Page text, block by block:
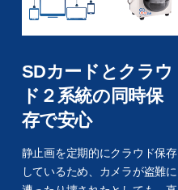
SDカードとクラウ
ド２系統の同時保
存で安心
静止画を定期的にクラウド保存
しているため、カメラが盗難に